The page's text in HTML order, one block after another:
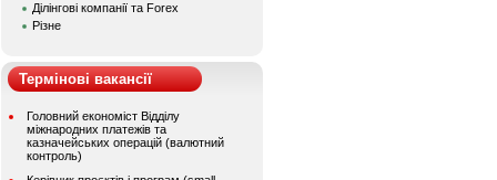
Ділінгові компанії та Forex
Різне
Термінові вакансії
Головний економіст Відділу
міжнародних платежів та
казначейських операцій (валютний
контроль)